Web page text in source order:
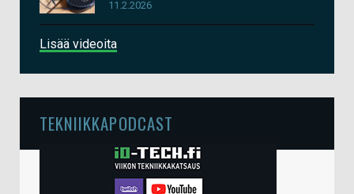
11.2.2026
Lisää videoita
TEKNIIKKAPODCAST